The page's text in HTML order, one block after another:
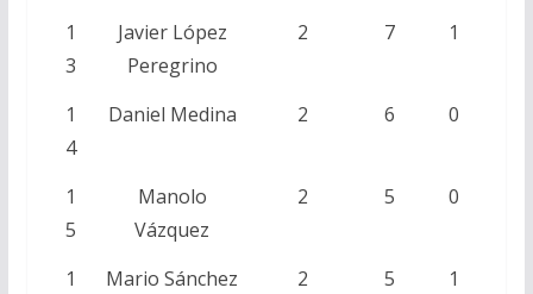
1
3
Javier López
Peregrino
2 7 1
1
4
Daniel Medina 2 6 0
1
5
Manolo
Vázquez
2 5 0
1
Mario Sánchez 2 5 1